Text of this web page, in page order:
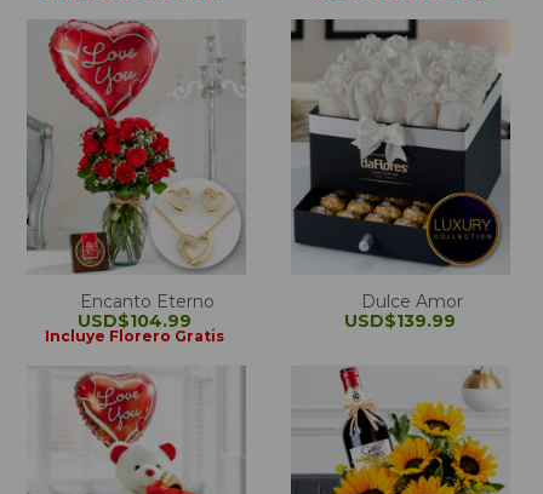
Encanto Eterno
USD$104.99
Incluye Florero Gratis
Dulce Amor
USD$139.99